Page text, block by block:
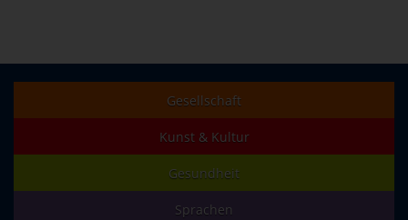
Gesellschaft
Kunst & Kultur
Gesundheit
Sprachen